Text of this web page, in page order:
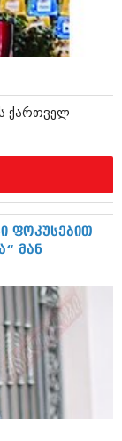
ქართველ
ფოკუსებით
მან